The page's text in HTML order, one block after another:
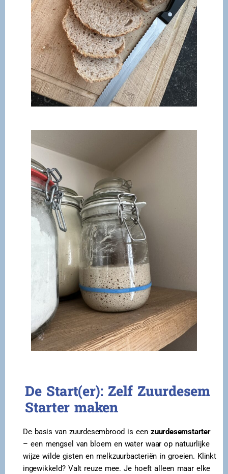
De Start(er): Zelf Zuurdesem
Starter maken
De basis van zuurdesembrood is een zuurdesemstarter
– een mengsel van bloem en water waar op natuurlijke
wijze wilde gisten en melkzuurbacteriën in groeien. Klinkt
ingewikkeld? Valt reuze mee. Je hoeft alleen maar elke